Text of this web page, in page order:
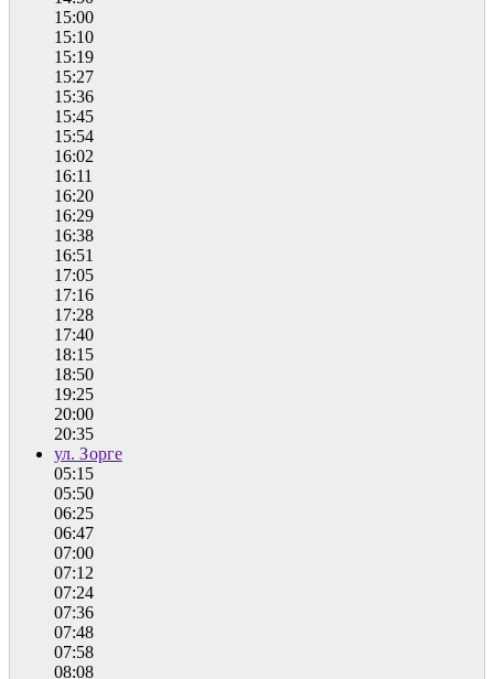
15:00
15:10
15:19
15:27
15:36
15:45
15:54
16:02
16:11
16:20
16:29
16:38
16:51
17:05
17:16
17:28
17:40
18:15
18:50
19:25
20:00
20:35
ул. Зорге
05:15
05:50
06:25
06:47
07:00
07:12
07:24
07:36
07:48
07:58
08:08